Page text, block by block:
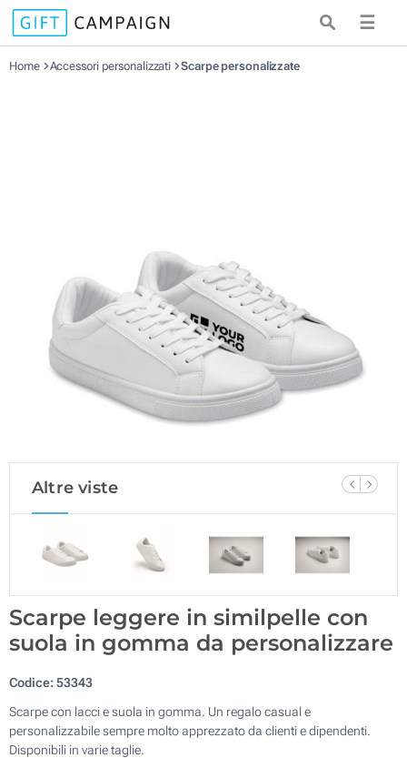
☰
Home Accessori personalizzati Scarpe personalizzate
Altre viste
Scarpe leggere in similpelle con
suola in gomma da personalizzare
Codice:53343
Scarpe con lacci e suola in gomma. Un regalo casual e
personalizzabile sempre molto apprezzato da clienti e dipendenti.
Disponibili in varie taglie.